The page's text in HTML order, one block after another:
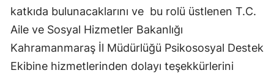
katkıda bulunacaklarını ve bu rolü üstlenen T.C.
Aile ve Sosyal Hizmetler Bakanlığı
Kahramanmaraş İl Müdürlüğü Psikososyal Destek
Ekibine hizmetlerinden dolayı teşekkürlerini